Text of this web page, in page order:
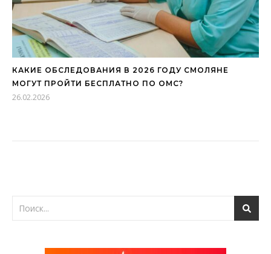
КАКИЕ ОБСЛЕДОВАНИЯ В 2026 ГОДУ СМОЛЯНЕ
МОГУТ ПРОЙТИ БЕСПЛАТНО ПО ОМС?
26.02.2026